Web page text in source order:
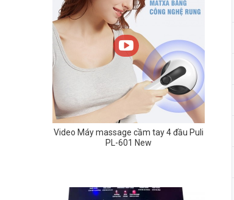
Video Máy massage cầm tay 4 đầu Puli
PL-601 New